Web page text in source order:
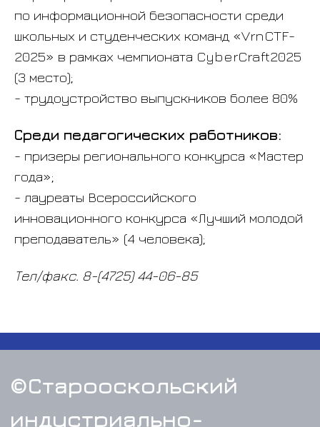
по информационной безопасности среди
школьных и студенческих команд «VrnCTF-
2025» в рамках чемпионата CyberCraft2025
(3 место);
- трудоустройство выпускников более 80%
Среди педагогических работников:
- призеры регионального конкурса «Мастер
года»;
- лауреаты Всероссийского
инновационного конкурса «Лучший молодой
преподаватель» (4 человека);
Тел/факс. 8-(4725) 44-06-85
Телефоны:
Приёмная директора
24-55-38
Приемная комиссия
(4725) 24-33-01
Планово-экономический
отдел
(4725) 44-04-19
Учебный центр (4725) 24-
53-36
График работы:
Электронная
почта: sitt@ситт.рф